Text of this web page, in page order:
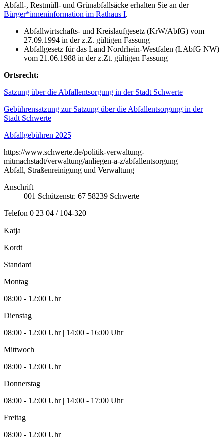
Abfall-, Restmüll- und Grünabfallsäcke erhalten Sie an der
Bürger*inneninformation im Rathaus I.
Abfallwirtschafts- und Kreislaufgesetz (KrW/AbfG) vom
27.09.1994 in der z.Z. gültigen Fassung
Abfallgesetz für das Land Nordrhein-Westfalen (LAbfG NW)
vom 21.06.1988 in der z.Zt. gültigen Fassung
Ortsrecht:
Satzung über die Abfallentsorgung in der Stadt Schwerte
Gebührensatzung zur Satzung über die Abfallentsorgung in der
Stadt Schwerte
Abfallgebühren 2025
https://www.schwerte.de/politik-verwaltung-
mitmachstadt/verwaltung/anliegen-a-z/abfallentsorgung
Abfall, Straßenreinigung und Verwaltung
Anschrift
001 Schützenstr. 67 58239 Schwerte
Telefon 0 23 04 / 104-320
Katja
Kordt
Standard
Montag
08:00 - 12:00 Uhr
Dienstag
08:00 - 12:00 Uhr | 14:00 - 16:00 Uhr
Mittwoch
08:00 - 12:00 Uhr
Donnerstag
08:00 - 12:00 Uhr | 14:00 - 17:00 Uhr
Freitag
08:00 - 12:00 Uhr